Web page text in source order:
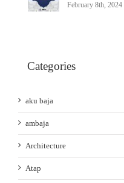
February 8th, 2024
Categories
aku baja
ambaja
Architecture
Atap